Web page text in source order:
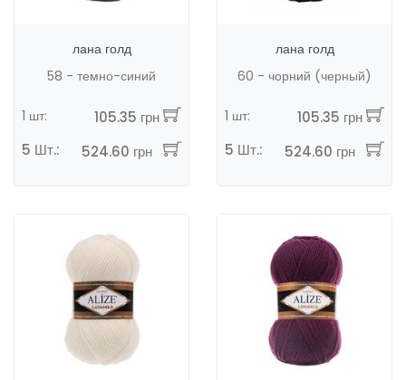
лана голд
58 - темно-синий
1 шт:
105.35 грн
5 Шт.:
524.60 грн
лана голд
60 - чорний (черный)
1 шт:
105.35 грн
5 Шт.:
524.60 грн